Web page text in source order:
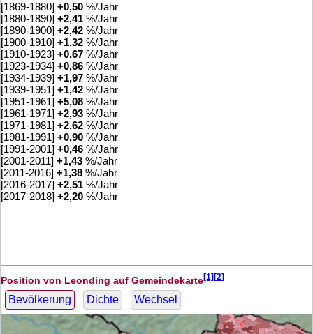
[1869-1880] +0,50 %/Jahr
[1880-1890] +2,41 %/Jahr
[1890-1900] +2,42 %/Jahr
[1900-1910] +1,32 %/Jahr
[1910-1923] +0,67 %/Jahr
[1923-1934] +0,86 %/Jahr
[1934-1939] +1,97 %/Jahr
[1939-1951] +1,42 %/Jahr
[1951-1961] +5,08 %/Jahr
[1961-1971] +2,93 %/Jahr
[1971-1981] +2,62 %/Jahr
[1981-1991] +0,90 %/Jahr
[1991-2001] +0,46 %/Jahr
[2001-2011] +1,43 %/Jahr
[2011-2016] +1,38 %/Jahr
[2016-2017] +2,51 %/Jahr
[2017-2018] +2,20 %/Jahr
Position von Leonding auf Gemeindekarte[1][2]
Bevölkerung Dichte Wechsel